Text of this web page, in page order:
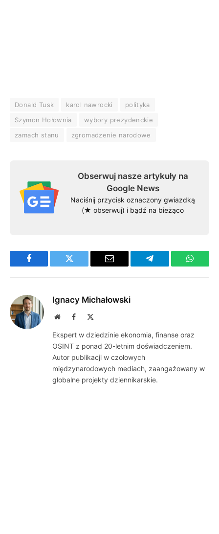
Donald Tusk karol nawrocki
polityka
Szymon Hołownia
wybory prezydenckie
zamach stanu
zgromadzenie narodowe
Obserwuj nasze artykuły na
Google News
Naciśnij przycisk oznaczony gwiazdką
(★ obserwuj) i bądź na bieżąco
Facebook Twitter Email Telegram
Ignacy Michałowski
WebsiteFacebook
Ekspert w dziedzinie ekonomia, finanse oraz
OSINT z ponad 20-letnim doświadczeniem.
Autor publikacji w czołowych
międzynarodowych mediach, zaangażowany w
globalne projekty dziennikarskie.